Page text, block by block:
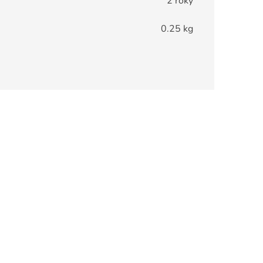
0.25 kg